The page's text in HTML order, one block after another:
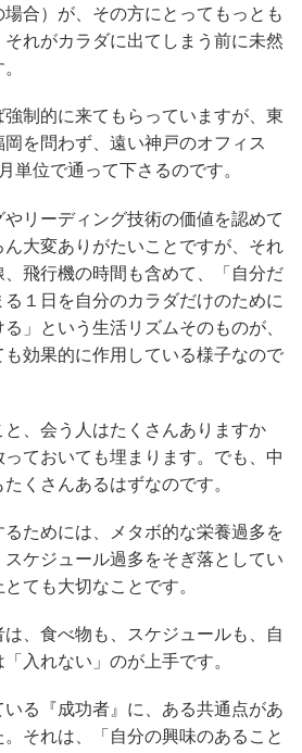
場合）が、その方にとってもっとも
れがカラダに出てしまう前に未然
制的に来てもらっていますが、東
を問わず、遠い神戸のオフィス
単位で通って下さるのです。
リーディング技術の価値を認めて
大変ありがたいことですが、それ
、飛行機の時間も含めて、「自分だ
１日を自分のカラダだけのために
る」という生活リズムそのものが、
効果的に作用している様子なので
、会う人はたくさんありますか
ておいても埋まります。でも、中
くさんあるはずなのです。
ためには、メタボ的な栄養過多を
ケジュール過多をそぎ落としてい
ても大切なことです。
、食べ物も、スケジュールも、自
入れない」のが上手です。
る『成功者』に、ある共通点があ
それは、「自分の興味のあること